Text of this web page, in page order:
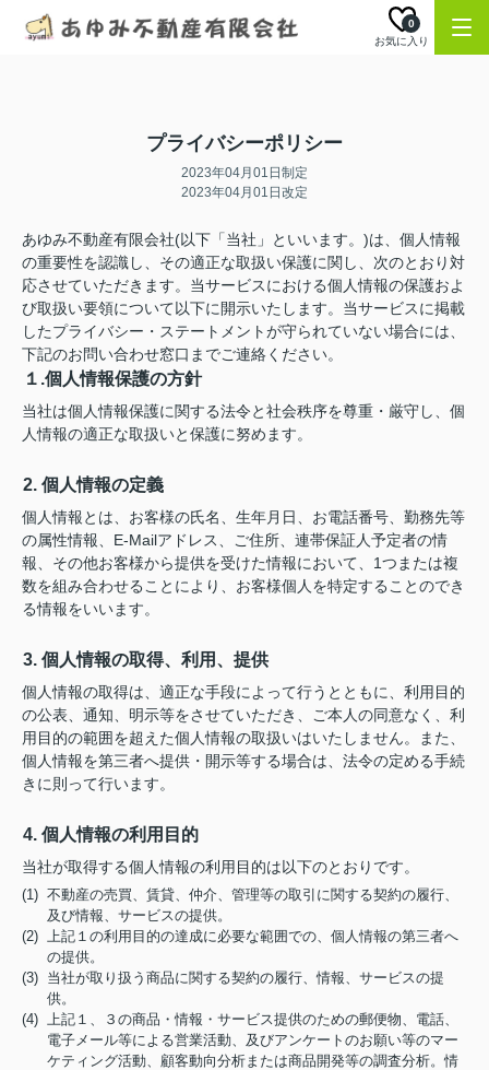
お気に入り
0
プライバシーポリシー
2023年04月01日制定
2023年04月01日改定
あゆみ不動産有限会社(以下「当社」といいます。)は、個人情報
の重要性を認識し、その適正な取扱い保護に関し、次のとおり対
応させていただきます。当サービスにおける個人情報の保護およ
び取扱い要領について以下に開示いたします。当サービスに掲載
したプライバシー・ステートメントが守られていない場合には、
下記のお問い合わせ窓口までご連絡ください。
１.個人情報保護の方針
当社は個人情報保護に関する法令と社会秩序を尊重・厳守し、個
人情報の適正な取扱いと保護に努めます。
2. 個人情報の定義
個人情報とは、お客様の氏名、生年月日、お電話番号、勤務先等
の属性情報、E-Mailアドレス、ご住所、連帯保証人予定者の情
報、その他お客様から提供を受けた情報において、1つまたは複
数を組み合わせることにより、お客様個人を特定することのでき
る情報をいいます。
3. 個人情報の取得、利用、提供
個人情報の取得は、適正な手段によって行うとともに、利用目的
の公表、通知、明示等をさせていただき、ご本人の同意なく、利
用目的の範囲を超えた個人情報の取扱いはいたしません。また、
個人情報を第三者へ提供・開示等する場合は、法令の定める手続
きに則って行います。
4. 個人情報の利用目的
当社が取得する個人情報の利用目的は以下のとおりです。
(1) 不動産の売買、賃貸、仲介、管理等の取引に関する契約の履行、
及び情報、サービスの提供。
(2) 上記１の利用目的の達成に必要な範囲での、個人情報の第三者へ
の提供。
(3) 当社が取り扱う商品に関する契約の履行、情報、サービスの提
供。
(4) 上記１、３の商品・情報・サービス提供のための郵便物、電話、
電子メール等による営業活動、及びアンケートのお願い等のマー
ケティング活動、顧客動向分析または商品開発等の調査分析。情